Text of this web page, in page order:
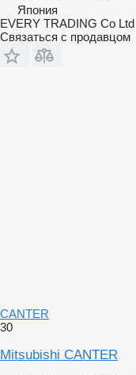
Япония
EVERY TRADING Co Ltd
Связаться с продавцом
CANTER
30
Mitsubishi CANTER